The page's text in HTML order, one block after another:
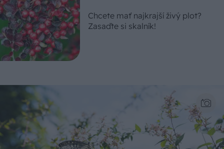
Chcete mať najkrajší živý plot?
Zasaďte si skalník!